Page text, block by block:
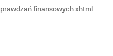
finansowych xhtml